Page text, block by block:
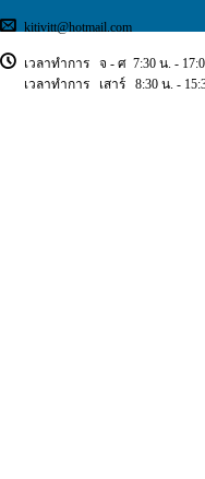
kitivitt@hotmail.com
เวลาทำการ จ - ศ 7:30 น. -
เวลาทำการ เสาร์ 8:30 น. -